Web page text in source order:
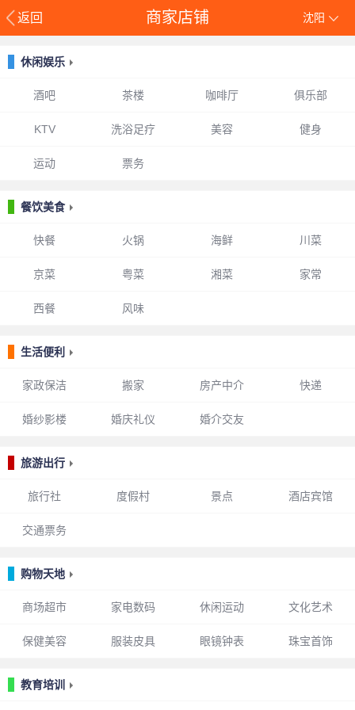
返回 沈阳
商家店铺
休闲娱乐
酒吧 茶楼 咖啡厅 俱乐部
KTV 洗浴足疗 美容 健身
运动 票务
餐饮美食
快餐 火锅 海鲜 川菜
京菜 粤菜 湘菜 家常
西餐 风味
生活便利
家政保洁 搬家 房产中介 快递
婚纱影楼 婚庆礼仪 婚介交友
旅游出行
旅行社 度假村 景点 酒店宾馆
交通票务
购物天地
商场超市 家电数码 休闲运动 文化艺术
保健美容 服装皮具 眼镜钟表 珠宝首饰
教育培训